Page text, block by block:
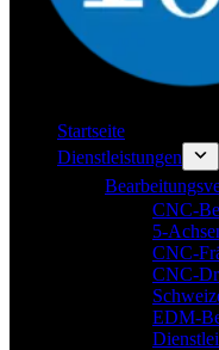
Startseite
Dienstleistungen
CNC-
5-
CNC-
CNC-
EDM-